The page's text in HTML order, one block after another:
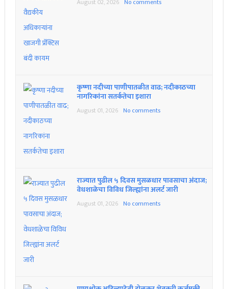
कृष्णा नदीच्या पाणीपातळीत वाढ; नदीकाठच्या
नागरिकांना सतर्कतेचा इशारा
August 01, 2026 No comments
राज्यात पुढील ५ दिवस मुसळधार पावसाचा अंदाज;
वेधशाळेचा विविध जिल्ह्यांना अलर्ट जारी
August 01, 2026 No comments